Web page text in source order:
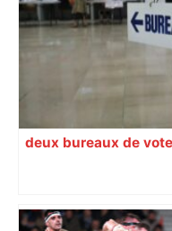
maintien – L'Équipe
deux bureaux de